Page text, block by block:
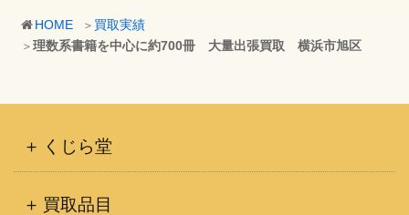
HOME
買取実績
理数系書籍を中心に約700冊 大量出張買取 横浜市旭区
くじら堂
買取品目